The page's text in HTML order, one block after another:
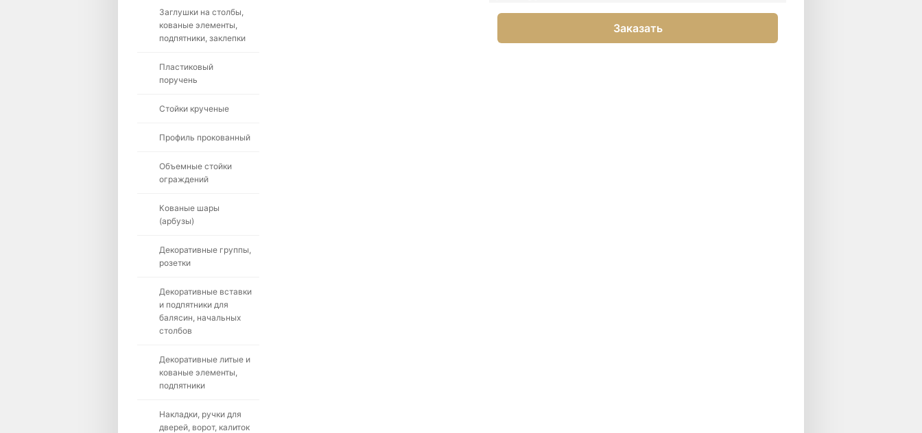
Заглушки на столбы,
кованые элементы,
подпятники, заклепки
Пластиковый
поручень
Стойки крученые
Профиль прокованный
Объемные стойки
ограждений
Кованые шары
(арбузы)
Декоративные группы,
розетки
Декоративные вставки
и подпятники для
балясин, начальных
столбов
Декоративные литые и
кованые элементы,
подпятники
Накладки, ручки для
дверей, ворот, калиток
Заказать